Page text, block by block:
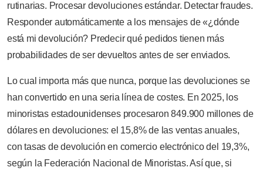
rutinarias. Procesar devoluciones estándar. Detectar fraudes.
Responder automáticamente a los mensajes de «¿dónde
está mi devolución? Predecir qué pedidos tienen más
probabilidades de ser devueltos antes de ser enviados.
Lo cual importa más que nunca, porque las devoluciones se
han convertido en una seria línea de costes. En 2025, los
minoristas estadounidenses procesaron 849.900 millones de
dólares en devoluciones: el 15,8% de las ventas anuales,
con tasas de devolución en comercio electrónico del 19,3%,
según la Federación Nacional de Minoristas. Así que, si